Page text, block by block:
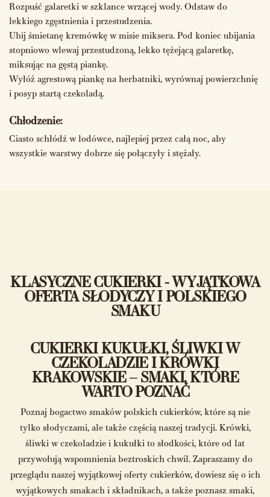
Rozpuść galaretki w szklance wrzącej wody. Odstaw do
lekkiego zgęstnienia i przestudzenia.
Ubij śmietanę kremówkę w misie miksera. Pod koniec ubijania
stopniowo wlewaj przestudzoną, lekko tężejącą galaretkę,
miksując na gęstą piankę.
Wyłóż agrestową piankę na herbatniki, wyrównaj powierzchnię
i posyp startą czekoladą.
Chłodzenie:
Ciasto schłódź w lodówce, najlepiej przez całą noc, aby
wszystkie warstwy dobrze się połączyły i stężały.
KLASYCZNE CUKIERKI - WYJĄTKOWA
OFERTA SŁODYCZY I POLSKIEGO
SMAKU
CUKIERKI KUKUŁKI, ŚLIWKI W
CZEKOLADZIE I KRÓWKI
KRAKOWSKIE – SMAKI, KTÓRE
WARTO POZNAĆ
Poznaj bogactwo smaków polskich cukierków, które są nie
tylko słodyczami, ale także częścią naszej tradycji. Krówki,
śliwki w czekoladzie i kukułki to słodkości, które od lat
przywołują wspomnienia beztroskich chwil. Zapraszamy do
przeglądu naszej wyjątkowej oferty cukierków, dowiesz się o ich
wyjątkowych smakach i składnikach, a także poznasz smaki,